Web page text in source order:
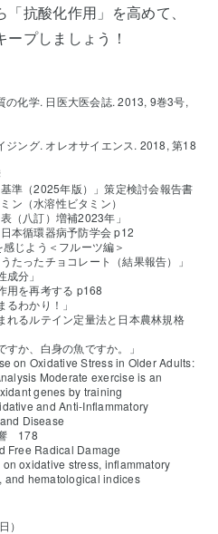
抗酸化作用」を高めて、
プしましょう！
の化学. 日医大医会誌. 2013, 9巻3号,
ジング. オレオサイエンス. 2018, 第18
準（2025年版）」策定検討会報告書
ン（水溶性ビタミン）
（八訂）増補2023年」
本循環器病予防学会 p12
じよう＜フルーツ編＞
たったチョコレート（結果報告）」
分」
用を再考する p168
わかり！」
れるルテイン定量法と日本農林規格
か、白身の魚ですか。」
on Oxidative Stress in Older Adults:
Moderate exercise is an
genes by training
and Anti-Inflammatory
Disease
178
Free Radical Damage
oxidative stress, inflammatory
and hematological indices
）